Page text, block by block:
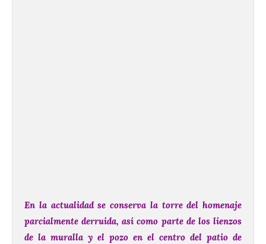
En la actualidad se conserva la torre del homenaje
parcialmente derruida, así como parte de los lienzos
de la muralla y el pozo en el centro del patio de